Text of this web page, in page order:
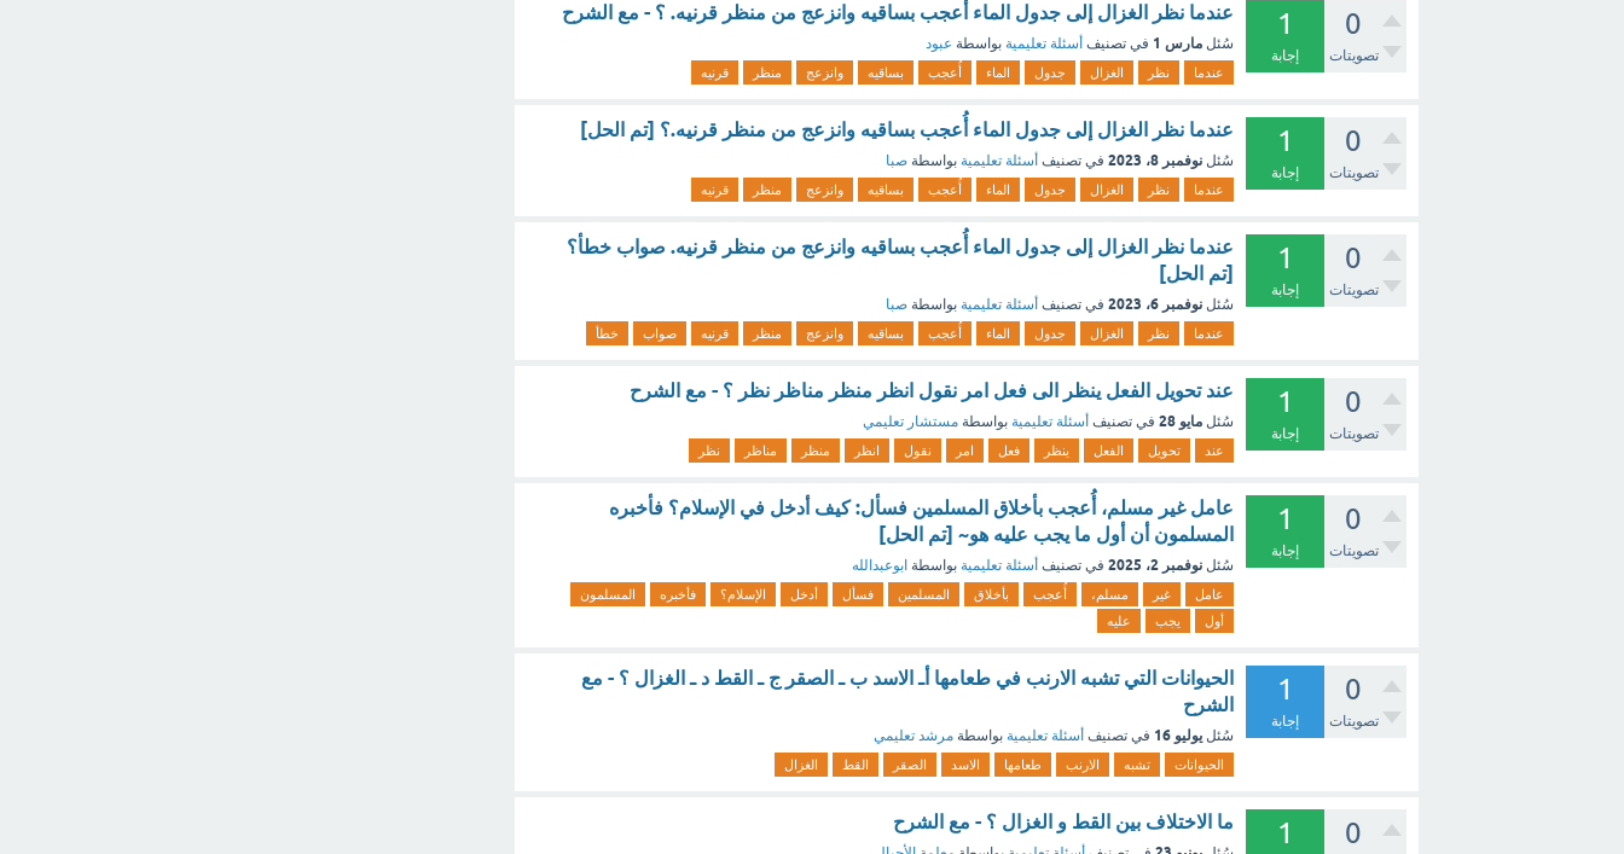
0
تصويتات
1
إجابة
عندما نظر الغزال إلى جدول الماء أُعجب بساقيه وانزعج من منظر قرنيه. ؟ - مع الشرح
سُئل مارس 1 في تصنيف أسئلة تعليمية بواسطة عبود
عندما نظر الغزال جدول الماء أُعجب بساقيه وانزعج منظر قرنيه
0
تصويتات
1
إجابة
عندما نظر الغزال إلى جدول الماء أُعجب بساقيه وانزعج من منظر قرنيه.؟ [تم الحل]
سُئل نوفمبر 8، 2023 في تصنيف أسئلة تعليمية بواسطة صبا
عندما نظر الغزال جدول الماء أُعجب بساقيه وانزعج منظر قرنيه
0
تصويتات
1
إجابة
عندما نظر الغزال إلى جدول الماء أُعجب بساقيه وانزعج من منظر قرنيه. صواب خطأ؟
[تم الحل]
سُئل نوفمبر 6، 2023 في تصنيف أسئلة تعليمية بواسطة صبا
عندما نظر الغزال جدول الماء أُعجب بساقيه وانزعج منظر قرنيه صواب خطأ
0
تصويتات
1
إجابة
عند تحويل الفعل ينظر الى فعل امر نقول انظر منظر مناظر نظر ؟ - مع الشرح
سُئل مايو 28 في تصنيف أسئلة تعليمية بواسطة مستشار تعليمي
عند تحويل الفعل ينظر فعل امر نقول انظر منظر مناظر نظر
0
تصويتات
1
إجابة
عامل غير مسلم، أُعجب بأخلاق المسلمين فسأل: كيف أدخل في الإسلام؟ فأخبره
المسلمون أن أول ما يجب عليه هو~ [تم الحل]
سُئل نوفمبر 2، 2025 في تصنيف أسئلة تعليمية بواسطة ابوعبدالله
عامل غير مسلم، أُعجب بأخلاق المسلمين فسأل أدخل الإسلام؟ فأخبره
المسلمون
أول
يجب عليه
0
تصويتات
1
إجابة
الحيوانات التي تشبه الارنب في طعامها أـ الاسد ب ـ الصقر ج ـ القط د ـ الغزال ؟ - مع
الشرح
سُئل يوليو 16 في تصنيف أسئلة تعليمية بواسطة مرشد تعليمي
الحيوانات تشبه الارنب طعامها الاسد الصقر القط الغزال
0
1 ما الاختلاف بين القط و الغزال ؟ - مع الشرح